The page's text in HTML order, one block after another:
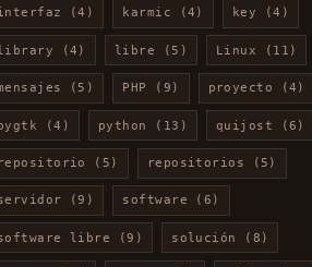
(4) karmic (4) key (4)
(4) libre (5) Linux (11)
(5) PHP (9) proyecto (4)
(4) python (13) quijost (6)
(5) repositorios (5)
(9) software (6)
libre (9) solución (8)